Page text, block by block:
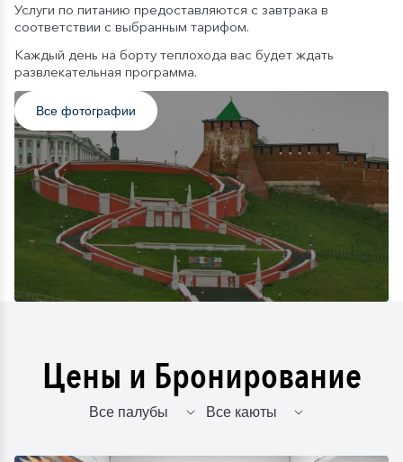
Услуги по питанию предоставляются с завтрака в
соответствии с выбранным тарифом.
Каждый день на борту теплохода вас будет ждать
развлекательная программа.
Все фотографии
Цены и Бронирование